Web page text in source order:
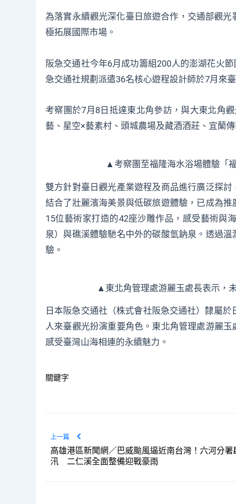
為落實永續觀光深化臺日旅遊合作，交通部觀
極拓展國際市場。
阪急交通社今年6月成功籌組200人的澎湖花火
急交通社規劃派遣36名核心遊程設計師於7月來
考察團於7月8日抵達東北角參訪，與大東北角
藝、星空×藝素村、頭城農場及藏酒酒莊、宜蘭
▲考察團至福隆海水浴場體驗「
雙方針對臺日觀光產業遊程及商品進行廣泛探
結合了壯麗濱海美景與低碳旅遊體驗，已成為
15位藝術家打造的42座沙雕作品，感受藝術與
泉）與礁溪體驗馳名中外的碳酸氫鈉泉。透過
驗。
▲東北角管理處游麗玉處長表示，
日本阪急交通社（株式會社阪急交通社）隸屬
人來臺觀光扮演重要角色。東北角管理處游麗
感受臺灣山海相連的永續魅力。
關鍵字
上一篇
高雄港區新聞網／巴威颱風逼近南台灣！六河分
汛 二仁溪全面整備迎戰豪雨